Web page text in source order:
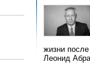
жизни
Леонид